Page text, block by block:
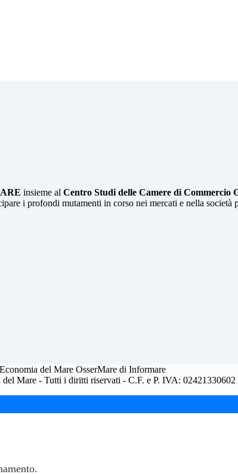
insieme al Centro Studi delle Camere di Commercio
i profondi mutamenti in corso nei mercati e nella
del Mare OsserMare di Informare
Mare - Tutti i diritti riservati - C.F. e P. IVA: 02421330602